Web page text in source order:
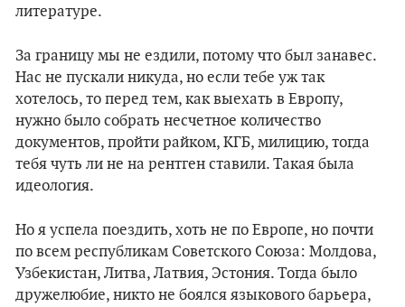
литературе.
За границу мы не ездили, потому что был занавес.
Нас не пускали никуда, но если тебе уж так
хотелось, то перед тем, как выехать в Европу,
нужно было собрать несчетное количество
документов, пройти райком, КГБ, милицию, тогда
тебя чуть ли не на рентген ставили. Такая была
идеология.
Но я успела поездить, хоть не по Европе, но почти
по всем республикам Советского Союза: Молдова,
Узбекистан, Литва, Латвия, Эстония. Тогда было
дружелюбие, никто не боялся языкового барьера,